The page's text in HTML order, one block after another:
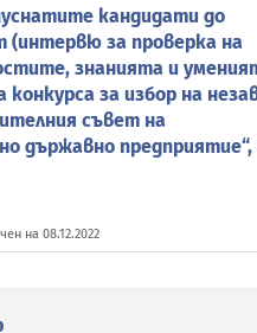
кандидати до
(интервю за проверка на
знанията и
конкурса за избор на
съвет на
държавно предприятие“,
на 08.12.2022